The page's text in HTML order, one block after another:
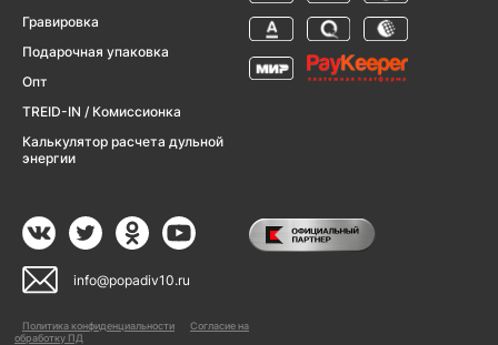
Гравировка
Подарочная упаковка
Опт
TREID-IN / Комиссионка
Калькулятор расчета дульной
энергии
info@popadiv10.ru
Политика конфиденциальности
Согласие на
обработку ПД